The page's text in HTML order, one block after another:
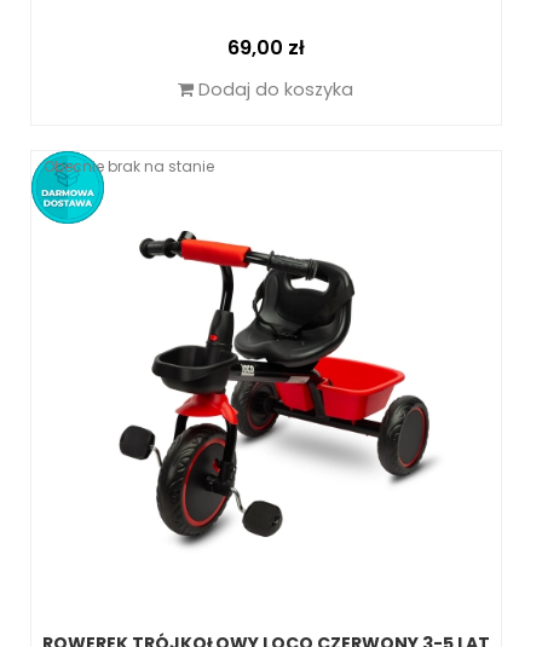
Cena
69,00 zł
Dodaj do koszyka
Obecnie brak na stanie